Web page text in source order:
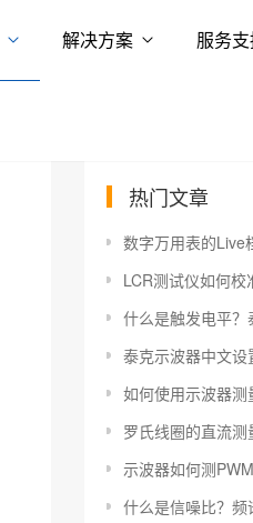
解决方案 服务
热门文章
数字万用表的Live
LCR测试仪如何校
什么是触发电平？泰克
泰克示波器中文设置指南
如何使用示波器测
罗氏线圈的直流测
示波器如何测
什么是信噪比？频谱